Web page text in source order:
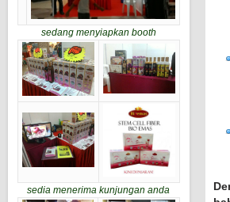
sedang menyiapkan booth
sedia menerima kunjungan anda